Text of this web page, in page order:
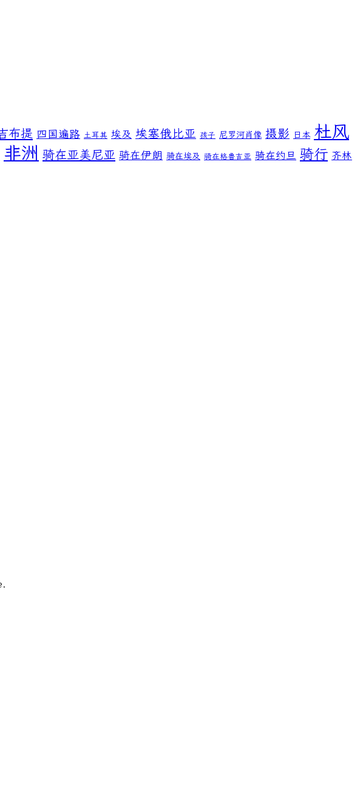
布提 四国遍路 土耳其 埃及 埃塞俄比亚 孩子 尼罗河肖像 摄影 日本 杜风
非洲 骑在亚美尼亚 骑在伊朗 骑在埃及 骑在格鲁吉亚 骑在约旦 骑行 齐林